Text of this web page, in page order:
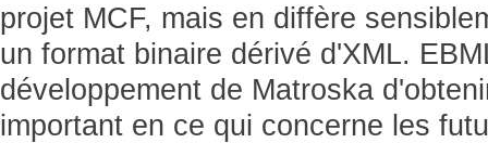
projet MCF, mais en diffère
un format binaire dérivé d'XML.
développement de Matroska
important en ce qui concerne les